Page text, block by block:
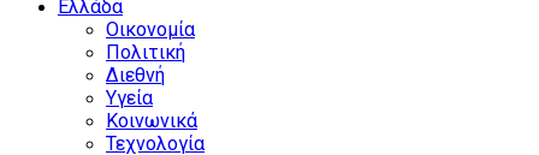
Ελλάδα
Οικονομία
Πολιτική
Διεθνή
Υγεία
Κοινωνικά
Τεχνολογία